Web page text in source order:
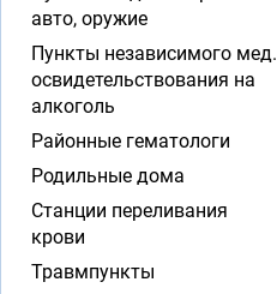
авто, оружие
Пункты независимого мед.
освидетельствования на
алкоголь
Районные гематологи
Родильные дома
Станции переливания
крови
Травмпункты